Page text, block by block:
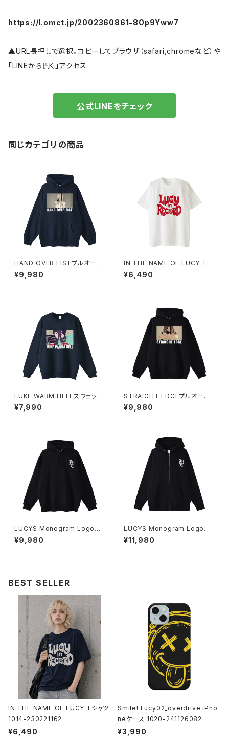
https://l.omct.jp/2002360861-8Op9Yww7
▲URL長押しで選択。コピーしてブラウザ（safari,chromeなど）や
「LINEから開く」アクセス
公式LINEをチェック
同じカテゴリの商品
HAND OVER FISTプルオーバ
ーパーカー 1014-230221350
¥9,980
IN THE NAME OF LUCY Tシ
ャツ_Red Medicine 1014-23
0221313
¥6,490
LUKE WARM HELLスウェット
シャツ 1014-230221342
¥7,990
STRAIGHT EDGEプルオーバ
ーパーカー 1014-230221347
¥9,980
LUCYS Monogram Logoプ
ルオーバーパーカー 1014-230
221321
¥9,980
LUCYS Monogram Logoフ
ルジップパーカー 1014-23022
1323
¥11,980
BEST SELLER
IN THE NAME OF LUCY Tシャツ
1014-230221162
¥6,490
Smile! Lucy02_overdrive iPho
neケース 1020-241126082
¥3,990